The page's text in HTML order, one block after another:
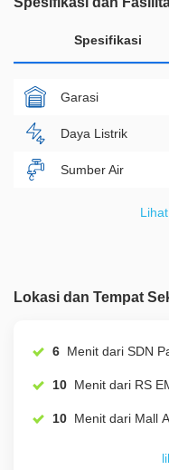
Spesifikasi
Garasi
Daya Listrik
Sumber Air
Lainnya
Lokasi dan Tempat
6 Menit dari
10 Menit
10 Menit